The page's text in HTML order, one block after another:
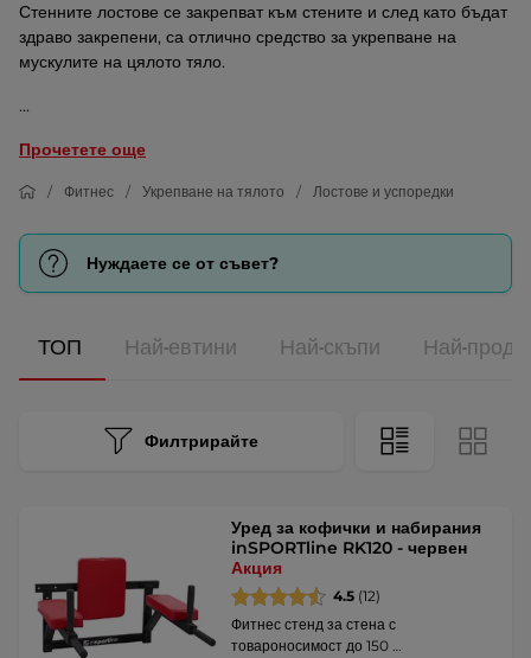
Стенните лостове се закрепват към стените и след като бъдат
здраво закрепени, са отлично средство за укрепване на
мускулите на цялото тяло.
...
Прочетете още
Фитнес Укрепване на тялото Лостове и успоредки
Нуждаете се от съвет?
ТОП Най-евтини Най-скъпи Най-
Филтрирайте
Уред за кофички и набирания
inSPORTline RK120 - червен
Акция
4.5 (12)
Фитнес стенд за стена с
товароносимост до 150 …